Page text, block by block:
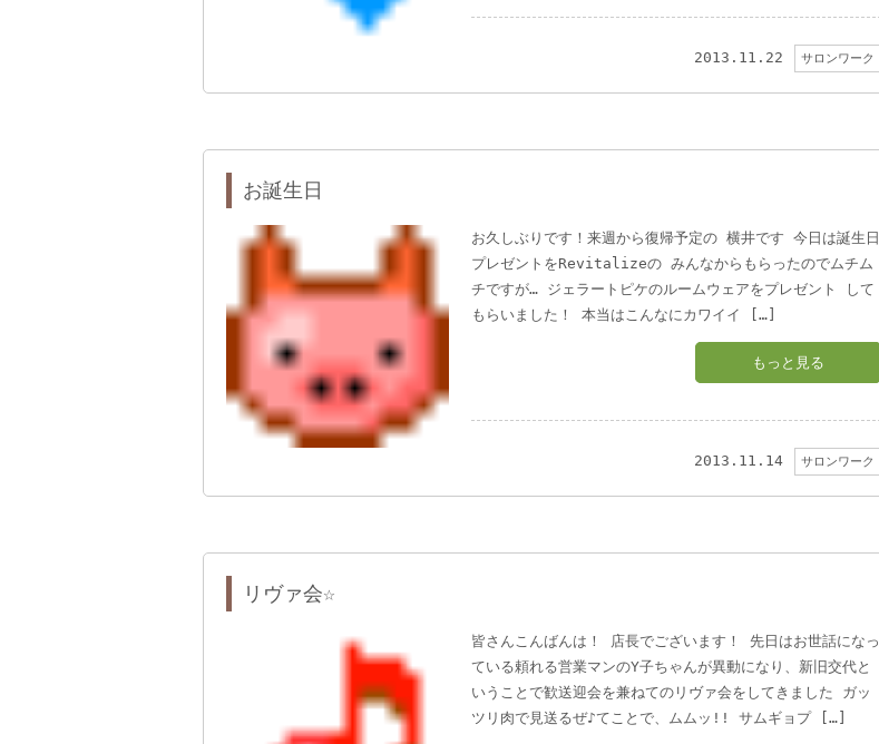
2013.11.22 サロンワーク
お誕生日
お久しぶりです！来週から復帰予定の 横井です 今日は誕生日
プレゼントをRevitalizeの みんなからもらったのでムチム
チですが… ジェラートピケのルームウェアをプレゼント して
もらいました！ 本当はこんなにカワイイ […]
もっと見る
2013.11.14 サロンワーク
リヴァ会☆
皆さんこんばんは！ 店長でございます！ 先日はお世話になっ
ている頼れる営業マンのY子ちゃんが異動になり、新旧交代と
いうことで歓送迎会を兼ねてのリヴァ会をしてきました ガッ
ツリ肉で見送るぜ♪てことで、ムムッ!! サムギョプ […]